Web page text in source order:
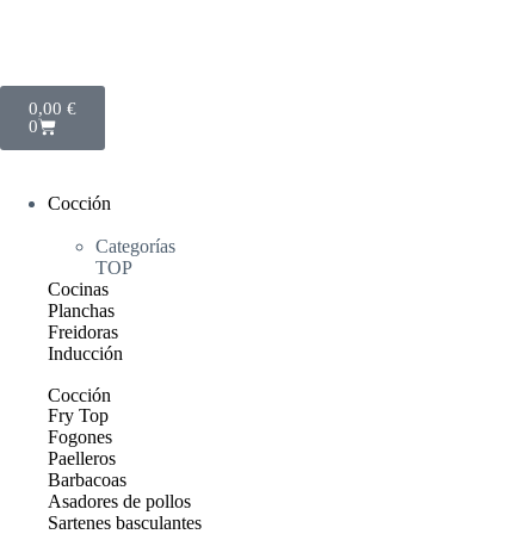
0,00 €
0
Cocción
Categorías
TOP
Cocinas
Planchas
Freidoras
Inducción
Cocción
Fry Top
Fogones
Paelleros
Barbacoas
Asadores de pollos
Sartenes basculantes